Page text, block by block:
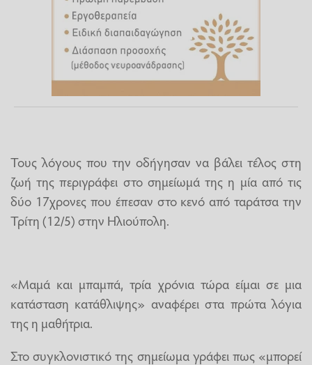
Τους λόγους που την οδήγησαν να βάλει τέλος στη
ζωή της περιγράφει στο σημείωμά της η μία από τις
δύο 17χρονες που έπεσαν στο κενό από ταράτσα την
Τρίτη (12/5) στην Ηλιούπολη.
«Μαμά και μπαμπά, τρία χρόνια τώρα είμαι σε μια
κατάσταση κατάθλιψης» αναφέρει στα πρώτα λόγια
της η μαθήτρια.
Στο συγκλονιστικό της σημείωμα γράφει πως «μπορεί